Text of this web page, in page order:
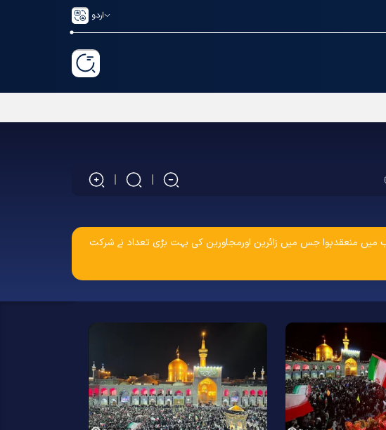
اردو
مطہر کے صحن انقلاب میں منعقدہوا جس میں زائرین اورمجاورین کی بہت بڑی تعداد نے شرکت